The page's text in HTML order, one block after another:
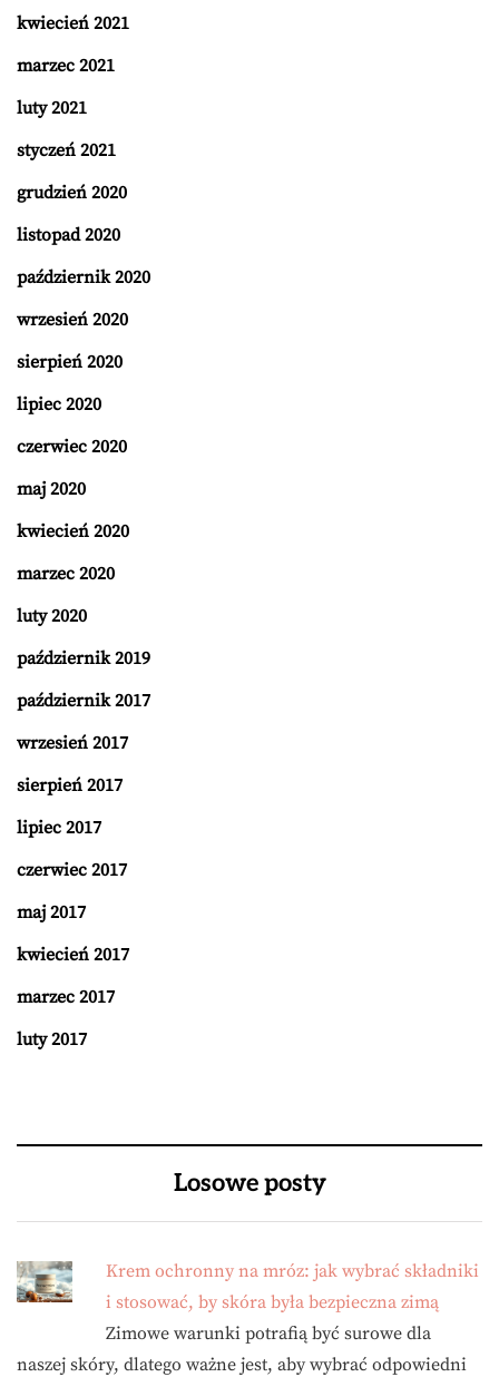
kwiecień 2021
marzec 2021
luty 2021
styczeń 2021
grudzień 2020
listopad 2020
październik 2020
wrzesień 2020
sierpień 2020
lipiec 2020
czerwiec 2020
maj 2020
kwiecień 2020
marzec 2020
luty 2020
październik 2019
październik 2017
wrzesień 2017
sierpień 2017
lipiec 2017
czerwiec 2017
maj 2017
kwiecień 2017
marzec 2017
luty 2017
Losowe posty
Krem ochronny na mróz: jak wybrać składniki
i stosować, by skóra była bezpieczna zimą
Zimowe warunki potrafią być surowe dla
naszej skóry, dlatego ważne jest, aby wybrać odpowiedni